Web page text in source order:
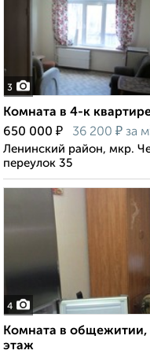
3
Комната в 4-к
650 000 ₽ 36 200 ₽ за
Ленинский район, мкр.
переулок 35
4
Комната в общежитии,
этаж